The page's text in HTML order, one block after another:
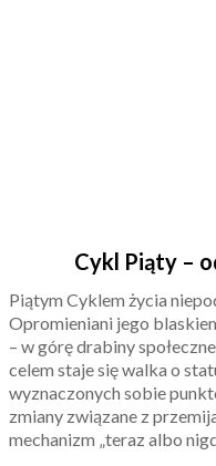
Cykl Piąty –
Piątym Cyklem życia
Opromieniani jego
– w górę drabiny
celem staje się walka o
wyznaczonych sobie
zmiany związane z
mechanizm „teraz albo